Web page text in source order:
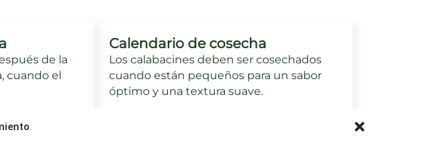
de la
cuando el
Calendario de cosecha
Los calabacines deben ser cosechados
cuando están pequeños para un sabor
óptimo y una textura suave.